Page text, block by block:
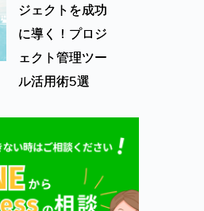
ジェクトを成功
に導く！プロジ
ェクト管理ツー
ル活用術5選